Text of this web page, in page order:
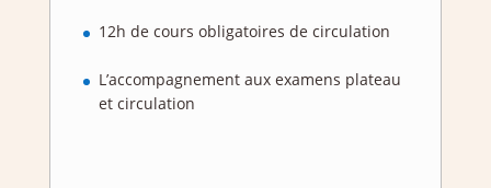
12h de cours obligatoires de circulation
L’accompagnement aux examens plateau
et circulation